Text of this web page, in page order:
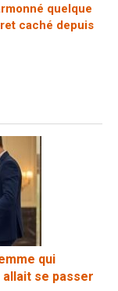
quelque
caché depuis
qui
se passer